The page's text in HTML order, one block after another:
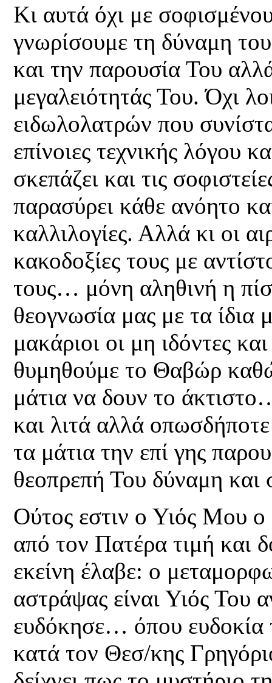
Κι αυτά όχι με
γνωρίσουμε τη δύναμη
και την παρουσία Του
μεγαλειότητάς Του. Όχι
ειδωλολατρών που
επίνοιες τεχνικής λόγου
σκεπάζει και τις
παρασύρει κάθε ανόητο
καλλιλογίες. Αλλά κι οι
κακοδοξίες τους με
τους… μόνη αληθινή η
θεογνωσία μας με τα
μακάριοι οι μη ιδόντες
θυμηθούμε το Θαβώρ
μάτια να δουν το
και λιτά αλλά
τα μάτια την επί γης
θεοπρεπή Του δύναμη και
Ούτος εστιν ο Υιός Μου
από τον Πατέρα τιμή και
εκείνη έλαβε: ο
αστράψας είναι Υιός Του
ευδόκησε… όπου ευδοκία
κατά τον Θεσ/κης